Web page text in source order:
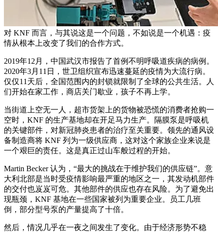
对 KNF 而言，与其说这是一个问题，不如说是一个机遇：疫
情从根本上改变了我们的合作方式。
2019年12月，中国武汉市报告了首例不明呼吸道疾病的病例。
2020年3月11日，世卫组织宣布迅速蔓延的疫情为大流行病。
仅仅11天后，全国范围内的封锁就限制了全球的公共生活。人
们开始在家工作，商店关门歇业，孩子不再上学。
当街道上空无一人，超市货架上的货物被恐慌的消费者抢购一
空时，KNF 的生产基地却在开足马力生产。隔膜泵是呼吸机
的关键部件，对新冠肺炎患者的治疗至关重要。领先的通风设
备制造商将 KNF 列为一级供应商，这对这个家族企业来说是
一个艰巨的责任。这是真正过山车般过程的开始。
Martin Becker 认为，“最大的挑战在于维护我们的供应链”。意
大利北部是当时受疫情影响最严重的地区之一，其发动机部件
的交付也岌岌可危。其他部件的供应也存在风险。为了避免出
现瓶颈，KNF 基地在一些国家被列为重要企业。员工几班
倒，部分型号泵的产量提高了十倍。
然后，情况几乎在一夜之间发生了变化。由于经济形势不稳